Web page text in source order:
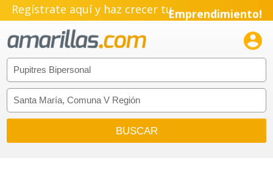
Regístrate aquí y haz crecer tuEmprendimiento!
